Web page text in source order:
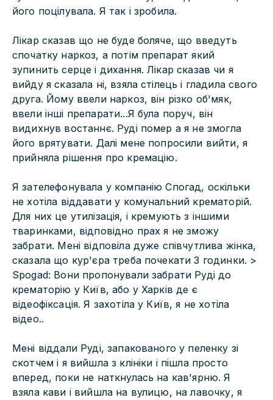
його поцілувала. Я так і зробила.
Лікар сказав що не буде боляче, що введуть
спочатку наркоз, а потім препарат який
зупинить серце і дихання. Лікар сказав чи я
вийду я сказала ні, взяла стілець і гладила свого
друга. Йому ввели наркоз, він різко об'мяк,
ввели інші препарати...Я була поруч, він
видихнув востаннє. Руді помер а я не змогла
його врятувати. Далі мене попросили вийти, я
прийняла рішення про кремацію.
Я зателефонувала у компанію Спогад, оскільки
не хотіла віддавати у комунальний крематорій.
Для них це утилізація, і кремують з іншими
тваринками, відповідно прах я не зможу
забрати. Мені відповіла дуже співчутлива жінка,
сказала що кур'єра треба почекати 3 годинки. >
Spogad: Вони пропонували забрати Руді до
крематорію у Київ, або у Харків де є
відеофіксація. Я захотіла у Київ, я не хотіла
відео..
Мені віддали Руді, запакованого у пеленку зі
скотчем і я вийшла з клініки і пішла просто
вперед, поки не наткнулась на кав'ярню. Я
взяла кави і вийшла на вулицю, на лавочку, я